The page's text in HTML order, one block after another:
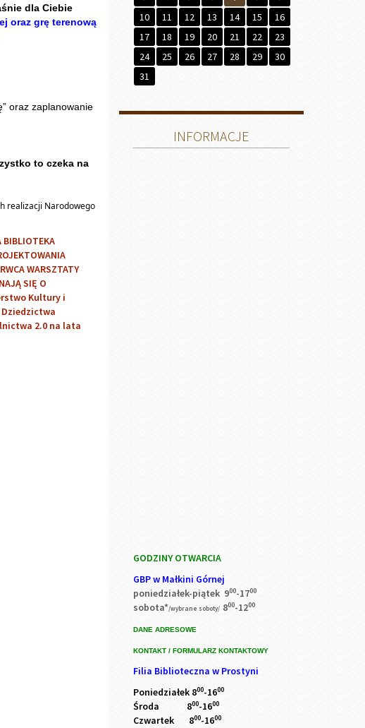
dla Ciebie
oraz grę terenową
oraz zaplanowanie
to czeka na
realizacji Narodowego
10
11 12 13 14 15
16
17
18 19 20 21 22
23
24
25 26 27 28 29
30
31
INFORMACJE
GODZINY OTWARCIA
GBP w Małkini Górnej
poniedziałek-piątek 900-1700
sobota*/wybrane soboty/ 800-1200
DANE ADRESOWE
KONTAKT / FORMULARZ KONTAKTOWY
Filia Biblioteczna w Prostyni
Poniedziałek 800-1600
Środa 800-1600
Czwartek 800-1600